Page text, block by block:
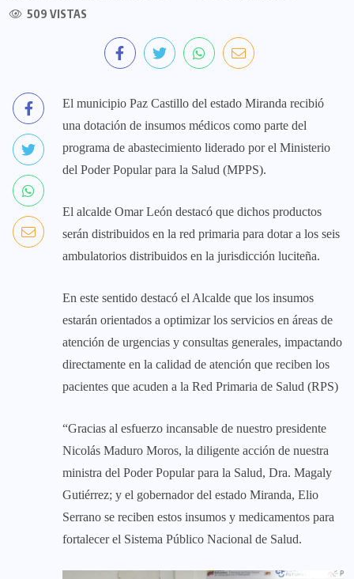
509 VISTAS
El municipio Paz Castillo del estado Miranda recibió
una dotación de insumos médicos como parte del
programa de abastecimiento liderado por el Ministerio
del Poder Popular para la Salud (MPPS).
El alcalde Omar León destacó que dichos productos
serán distribuidos en la red primaria para dotar a los seis
ambulatorios distribuidos en la jurisdicción luciteña.
En este sentido destacó el Alcalde que los insumos
estarán orientados a optimizar los servicios en áreas de
atención de urgencias y consultas generales, impactando
directamente en la calidad de atención que reciben los
pacientes que acuden a la Red Primaria de Salud (RPS)
“Gracias al esfuerzo incansable de nuestro presidente
Nicolás Maduro Moros, la diligente acción de nuestra
ministra del Poder Popular para la Salud, Dra. Magaly
Gutiérrez; y el gobernador del estado Miranda, Elio
Serrano se reciben estos insumos y medicamentos para
fortalecer el Sistema Público Nacional de Salud.